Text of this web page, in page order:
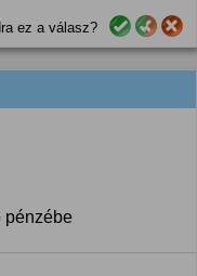
ez a válasz?
pénzébe